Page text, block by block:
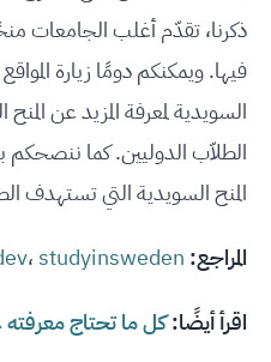
ذكرنا، تقدّم أغلب الجامعات
فيها. ويمكنكم دومًا زيارة
السويدية لمعرفة المزيد عن
الطلاّب الدوليين. كما ننصحكم
المنح السويدية التي تستهدف
المراجع:
،studyinsweden
اقرأ أيضًا:كل ما تحتاج معرفته